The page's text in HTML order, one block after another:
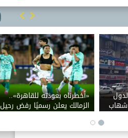
شهاب
لتوصيل
«أخطرناه بعودته للقاهرة»..
الزمالك يعلن رسميًا رفض رحيل
بيزيرا